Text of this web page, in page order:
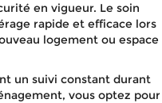
en vigueur. Le soin
rapide et efficace lors
logement ou espace
un suivi constant durant
vous optez pour